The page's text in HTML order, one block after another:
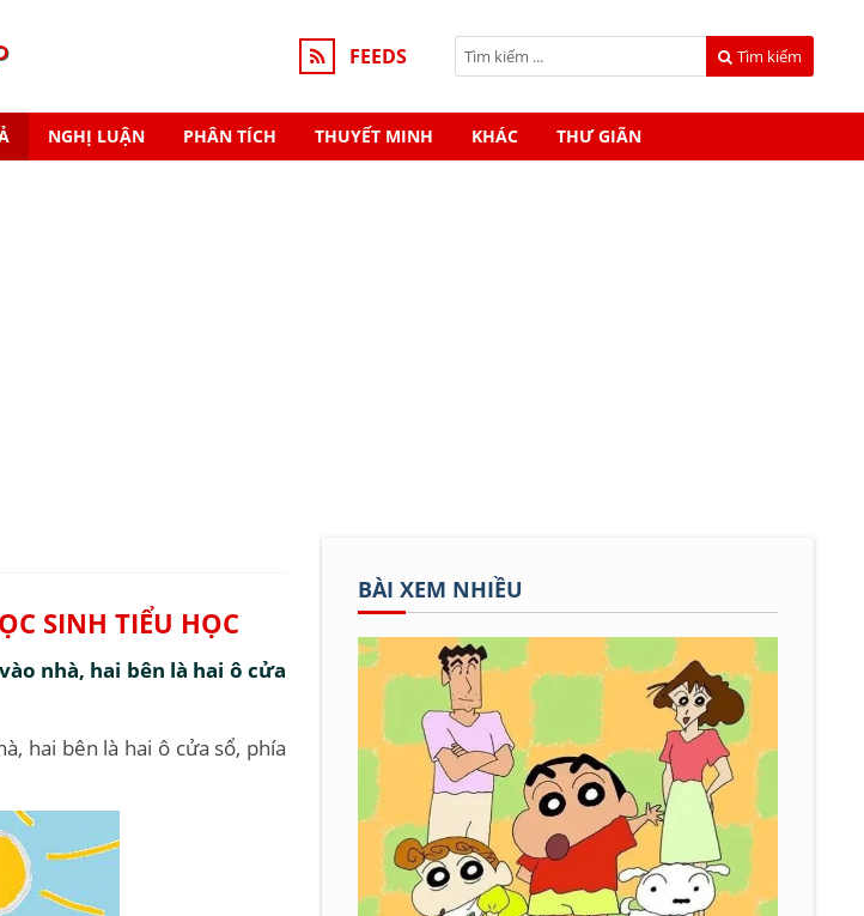
FEEDS Tìm kiếm
NGHỊ LUẬN PHÂN TÍCH THUYẾT MINH KHÁC THƯ GIÃN
SINH TIỂU HỌC
nhà, hai bên là hai ô cửa
hai bên là hai ô cửa sổ, phía
BÀI XEM NHIỀU